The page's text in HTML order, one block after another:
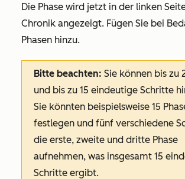
Die Phase wird jetzt in der linken
Chronik angezeigt. Fügen Sie bei
Phasen hinzu.
Bitte beachten: Sie können bis zu
und bis zu 15 eindeutige Schritte
Sie könnten beispielsweise 15
festlegen und fünf verschiedene
die erste, zweite und dritte Phase
aufnehmen, was insgesamt 15
Schritte ergibt.